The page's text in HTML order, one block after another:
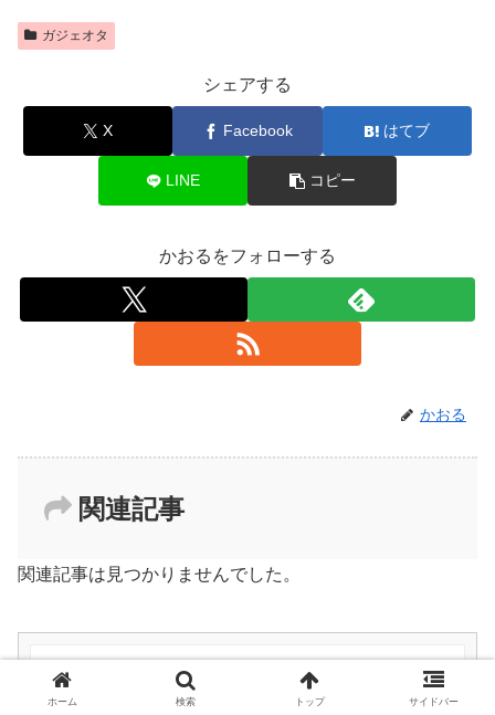
ガジェオタ
シェアする
X Facebook はてブ
LINE コピー
かおるをフォローする
かおる
関連記事
関連記事は見つかりませんでした。
「Pocket WiFi GL10P」のSIMロック
解除に挑戦♪ SIMフリー化を目指す旅
ホーム 検索 トップ サイドバー